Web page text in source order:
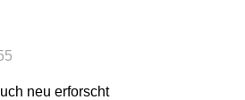
neu erforscht